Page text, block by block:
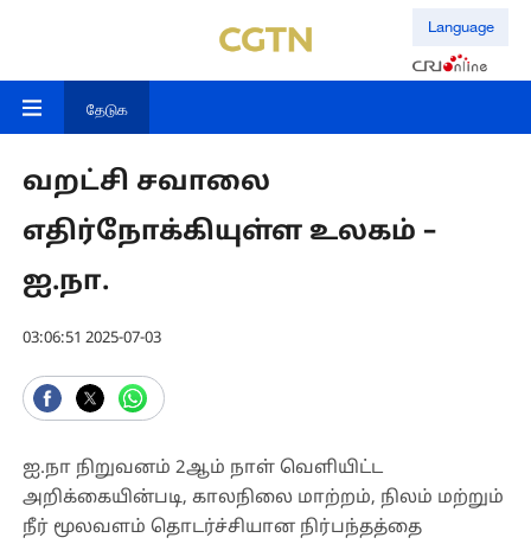
Language
தேடுக
வறட்சி சவாலை
எதிர்நோக்கியுள்ள உலகம் –
ஐ.நா.
03:06:51 2025-07-03
ஐ.நா நிறுவனம் 2ஆம் நாள் வெளியிட்ட
அறிக்கையின்படி, காலநிலை மாற்றம், நிலம் மற்றும்
நீர் மூலவளம் தொடர்ச்சியான நிர்பந்தத்தை